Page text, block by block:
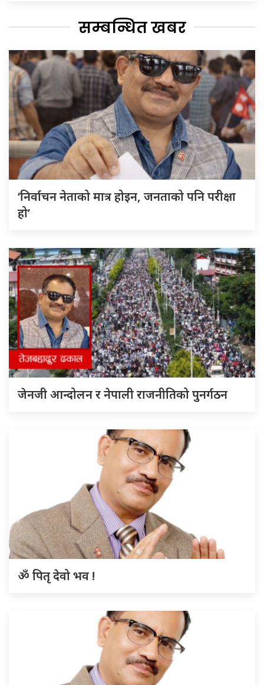
सम्बन्धित खबर
‘निर्वाचन नेताको मात्र होइन, जनताको पनि परीक्षा
हो’
जेनजी आन्दोलन र नेपाली राजनीतिको पुनर्गठन
ॐ पितृ देवो भव !